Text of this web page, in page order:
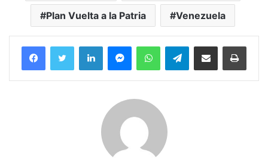
Plan Vuelta a la Patria Venezuela
FacebookTwitter LinkedInMessengerWhatsAppTelegramCompartir por correo electrónico